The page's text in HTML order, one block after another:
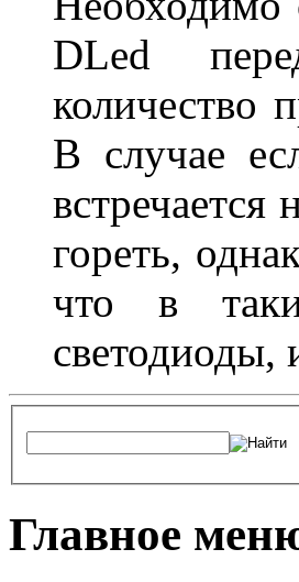
DLed
количество
В случае
гореть,
что в
светодиоды,
Главное